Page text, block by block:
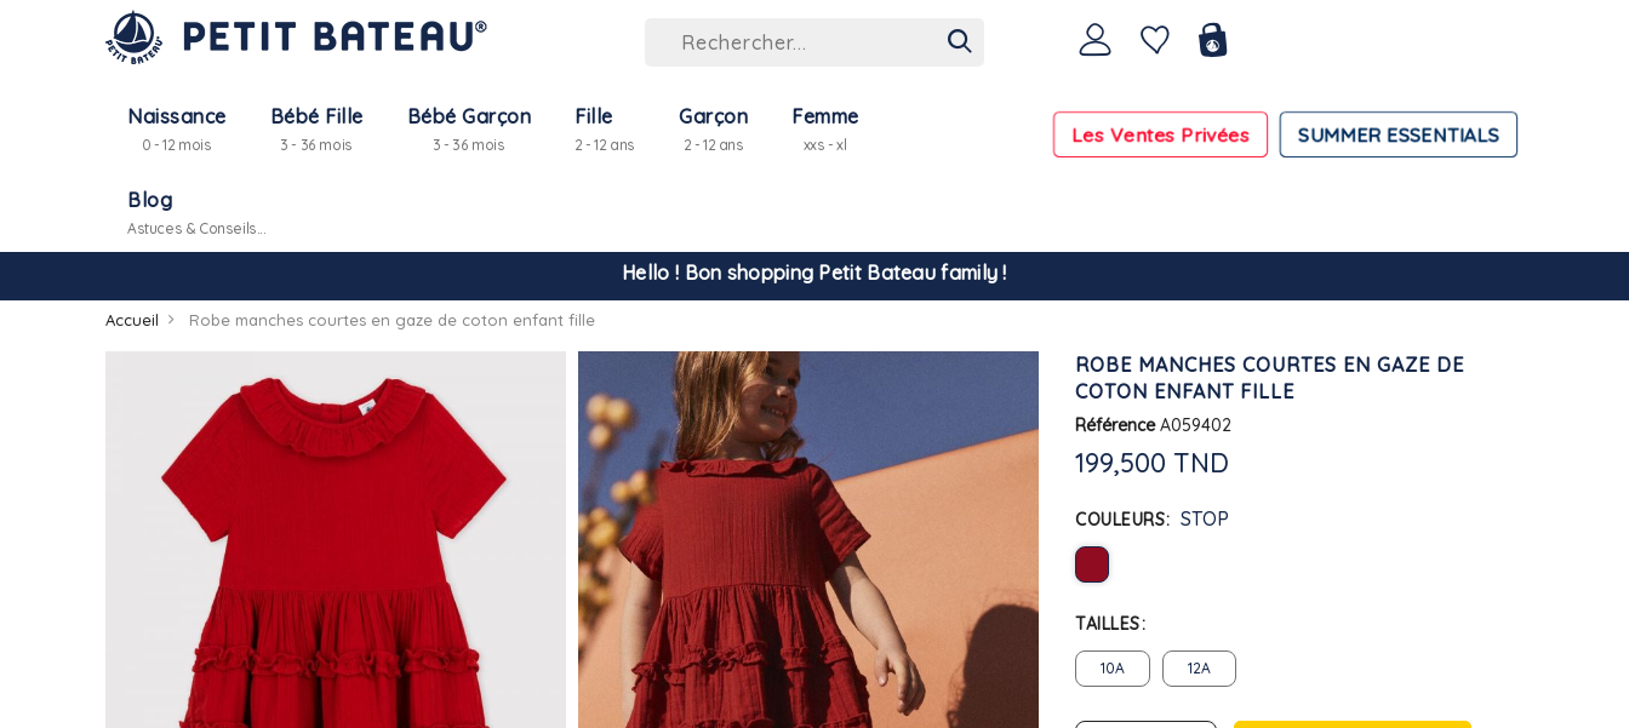
Naissance
0 - 12 mois
Bébé Fille
3 - 36 mois
Bébé Garçon
3 - 36 mois
Fille
2 - 12 ans
Garçon
2 - 12 ans
Femme
xxs - xl SUMMER ESSENTIALS
Les Ventes Privées
Blog
Astuces & Conseils...
La livraison est assurée partout en Tunisie !
-10% pour tout paiement par carte bancaire (hors promo)
Accueil Robe manches courtes en gaze de coton enfant fille
ROBE MANCHES COURTES EN GAZE DE
COTON ENFANT FILLE
Référence A059402
199,500 TND
COULEURS STOP
TAILLES
10A 12A